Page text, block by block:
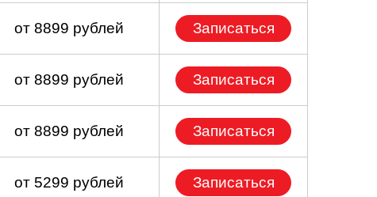
от 8899 рублей Записаться
от 8899 рублей Записаться
от 8899 рублей Записаться
от 5299 рублей Записаться